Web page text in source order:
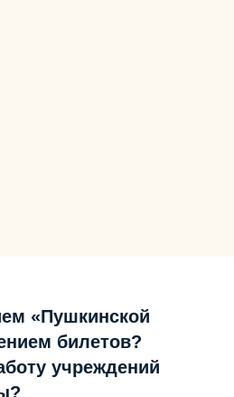
«Пушкинской
билетов?
учреждений